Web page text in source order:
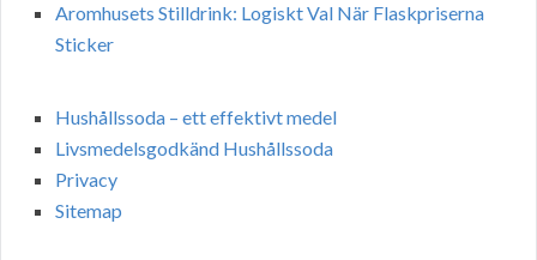
Aromhusets Stilldrink: Logiskt Val När Flaskpriserna
Sticker
Hushållssoda – ett effektivt medel
Livsmedelsgodkänd Hushållssoda
Privacy
Sitemap